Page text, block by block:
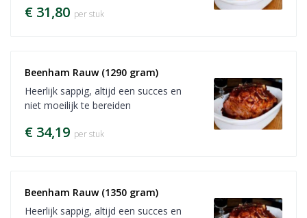
€ 31,80 per stuk
Beenham Rauw (1290 gram)
Heerlijk sappig, altijd een succes en
niet moeilijk te bereiden
€ 34,19 per stuk
Beenham Rauw (1350 gram)
Heerlijk sappig, altijd een succes en